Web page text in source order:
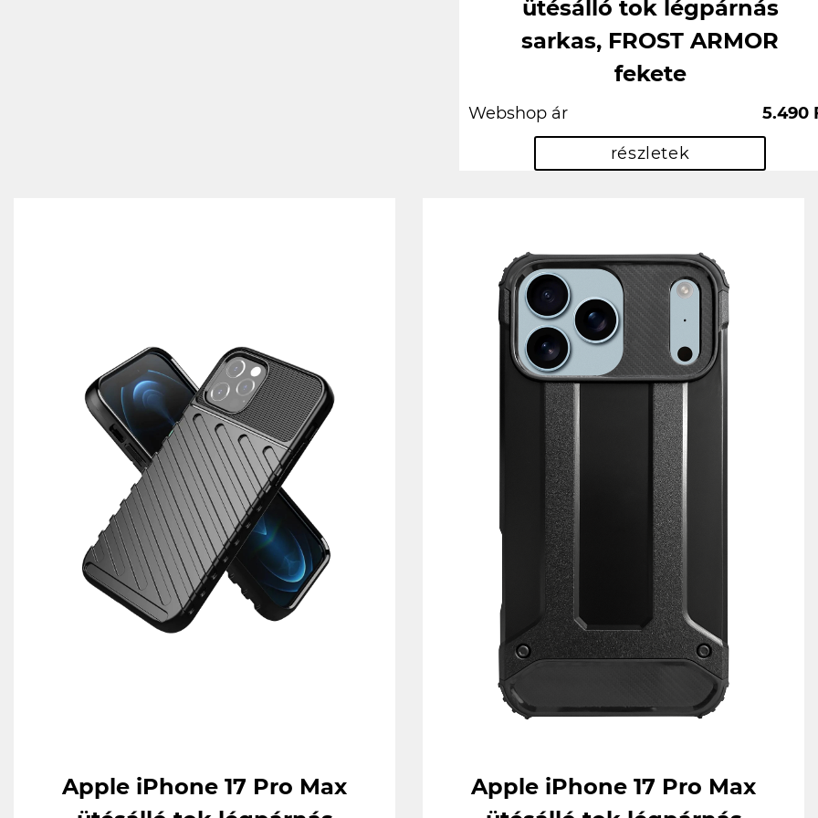
ütésálló tok légpárnás
sarkas, FROST ARMOR
fekete
Webshop ár
5.490
részletek
Apple iPhone 17 Pro Max
Apple iPhone 17 Pro Max